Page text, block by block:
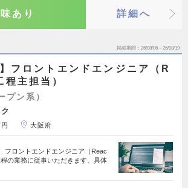
あり 詳細へ
掲載期間 26/08/06～26/08/19
】フロントエンドエンジニア（R
主担当）
プン系）
大阪府
フロントエンドエンジニア（Reac
の業務に従事いただきます。具体